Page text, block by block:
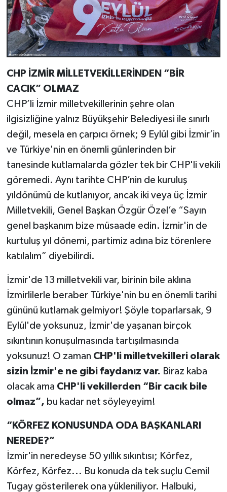
CHP İZMİR MİLLETVEKİLLERİNDEN “BİR
CACIK” OLMAZ
CHP’li İzmir milletvekillerinin şehre olan
ilgisizliğine yalnız Büyükşehir Belediyesi ile sınırlı
değil, mesela en çarpıcı örnek; 9 Eylül gibi İzmir’in
ve Türkiye'nin en önemli günlerinden bir
tanesinde kutlamalarda gözler tek bir CHP'li vekili
göremedi. Aynı tarihte CHP’nin de kuruluş
yıldönümü de kutlanıyor, ancak iki veya üç İzmir
Milletvekili, Genel Başkan Özgür Özel’e “Sayın
genel başkanım bize müsaade edin. İzmir'in de
kurtuluş yıl dönemi, partimiz adına biz törenlere
katılalım” diyebilirdi.
İzmir'de 13 milletvekili var, birinin bile aklına
İzmirlilerle beraber Türkiye'nin bu en önemli tarihi
gününü kutlamak gelmiyor! Şöyle toparlarsak, 9
Eylül'de yoksunuz, İzmir'de yaşanan birçok
sıkıntının konuşulmasında tartışılmasında
yoksunuz! O zaman CHP'li milletvekilleri olarak
sizin İzmir'e ne gibi faydanız var. Biraz kaba
olacak ama CHP'li vekillerden “Bir cacık bile
olmaz”, bu kadar net söyleyeyim!
“KÖRFEZ KONUSUNDA ODA BAŞKANLARI
NEREDE?”
İzmir'in neredeyse 50 yıllık sıkıntısı; Körfez,
Körfez, Körfez... Bu konuda da tek suçlu Cemil
Tugay gösterilerek ona yükleniliyor. Halbuki,